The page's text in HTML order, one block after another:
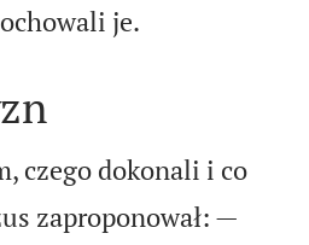
je.
czego dokonali i co
zaproponował: —